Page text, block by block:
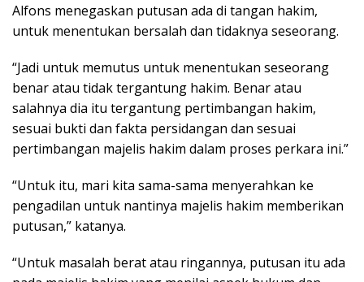
Alfons menegaskan putusan ada di tangan hakim,
untuk menentukan bersalah dan tidaknya seseorang.
“Jadi untuk memutus untuk menentukan seseorang
benar atau tidak tergantung hakim. Benar atau
salahnya dia itu tergantung pertimbangan hakim,
sesuai bukti dan fakta persidangan dan sesuai
pertimbangan majelis hakim dalam proses perkara ini.”
“Untuk itu, mari kita sama-sama menyerahkan ke
pengadilan untuk nantinya majelis hakim memberikan
putusan,” katanya.
“Untuk masalah berat atau ringannya, putusan itu ada